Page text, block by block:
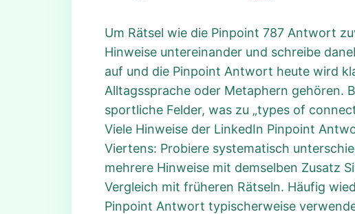
Um Rätsel wie die Pinpoint 787 Antwort
Hinweise untereinander und schreibe
auf und die Pinpoint Antwort heute wird
Alltagssprache oder Metaphern gehören.
sportliche Felder, was zu „types of
Viele Hinweise der LinkedIn Pinpoint
Viertens: Probiere systematisch
mehrere Hinweise mit demselben Zusatz
Vergleich mit früheren Rätseln. Häufig
Pinpoint Antwort typischerweise